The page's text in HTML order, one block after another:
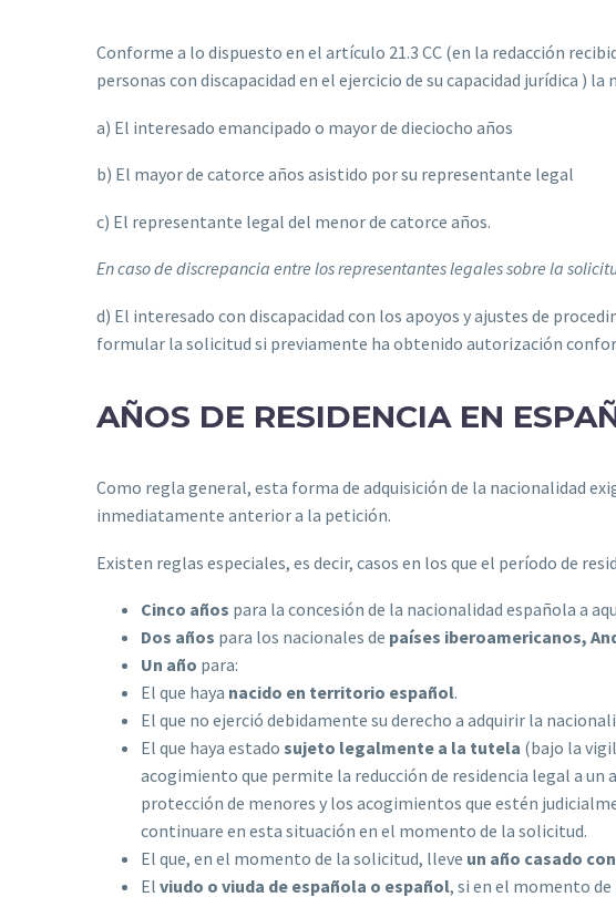
Conforme a lo dispuesto en el artículo 21.3 CC (en la redacción
personas con discapacidad en el ejercicio de su capacidad jurídica )
a) El interesado emancipado o mayor de dieciocho años
b) El mayor de catorce años asistido por su representante legal
c) El representante legal del menor de catorce años.
En caso de discrepancia entre los representantes legales sobre la
d) El interesado con discapacidad con los apoyos y ajustes de
formular la solicitud si previamente ha obtenido autorización
AÑOS DE RESIDENCIA EN
Como regla general, esta forma de adquisición de la nacionalidad
inmediatamente anterior a la petición.
Existen reglas especiales, es decir, casos en los que el período de
Cinco años para la concesión de la nacionalidad española a
Dos años para los nacionales de países iberoamericanos,
Un año para:
El que haya nacido en territorio español.
El que no ejerció debidamente su derecho a adquirir la
El que haya estado sujeto legalmente a la tutela (bajo la
acogimiento que permite la reducción de residencia legal a
protección de menores y los acogimientos que estén
continuare en esta situación en el momento de la solicitud.
El que, en el momento de la solicitud, lleve un año casado
El viudo o viuda de española o español, si en el momento